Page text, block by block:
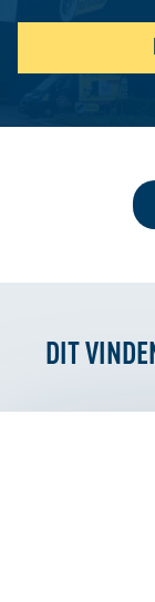
DIT